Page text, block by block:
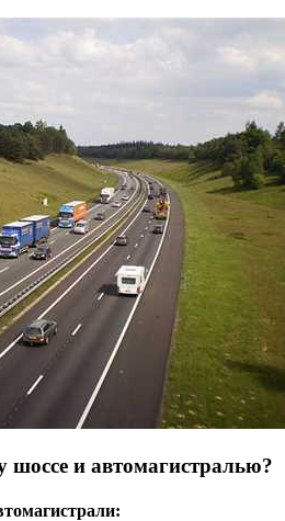
шоссе и автомагистралью?